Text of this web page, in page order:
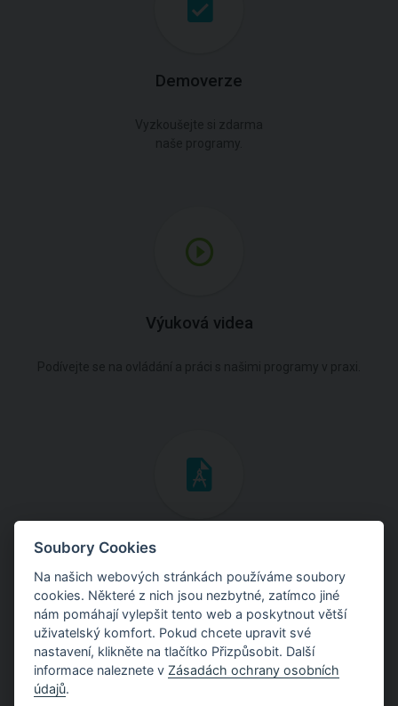
Demoverze
Výuková videa
Inženýrské manuály
Stáhněte si manuály s teoretickými i praktickými ukázkami
použití programů.
Soubory Cookies
Na našich webových stránkách používáme soubory
cookies. Některé z nich jsou nezbytné, zatímco jiné
nám pomáhají vylepšit tento web a poskytnout větší
uživatelský komfort. Pokud chcete upravit své
nastavení, klikněte na tlačítko Přizpůsobit. Další
informace naleznete v Zásadách ochrany osobních
údajů.